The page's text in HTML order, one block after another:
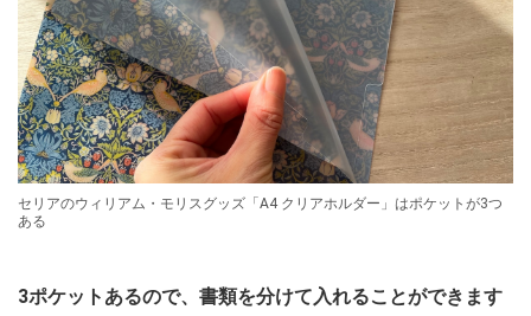
セリアのウィリアム・モリスグッズ「A4 クリアホルダー」はポケットが3つ
ある
3ポケットあるので、書類を分けて入れることができます